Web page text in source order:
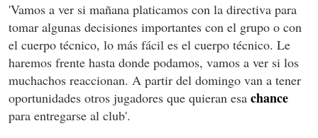
'Vamos a ver si mañana platicamos con la directiva para
tomar algunas decisiones importantes con el grupo o con
el cuerpo técnico, lo más fácil es el cuerpo técnico. Le
haremos frente hasta donde podamos, vamos a ver si los
muchachos reaccionan. A partir del domingo van a tener
oportunidades otros jugadores que quieran esa chance
para entregarse al club'.